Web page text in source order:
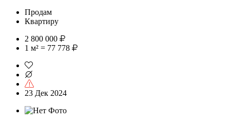
Продам
Квартиру
2 800 000
1 м² = 77 778
23 Дек 2024